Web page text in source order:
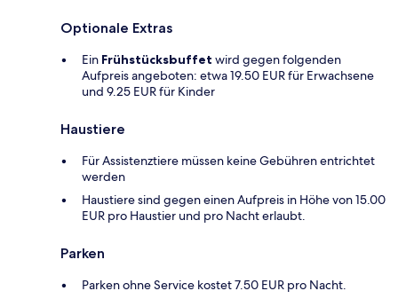
Optionale Extras
Ein Frühstücksbuffet wird gegen folgenden
Aufpreis angeboten: etwa 19.50 EUR für Erwachsene
und 9.25 EUR für Kinder
Haustiere
Für Assistenztiere müssen keine Gebühren entrichtet
werden
Haustiere sind gegen einen Aufpreis in Höhe von 15.00
EUR pro Haustier und pro Nacht erlaubt.
Parken
Parken ohne Service kostet 7.50 EUR pro Nacht.